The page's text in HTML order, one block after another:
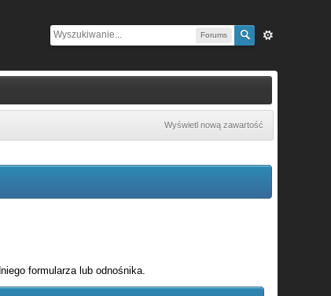
Forums
Wyświetl nową zawartość
formularza lub odnośnika.